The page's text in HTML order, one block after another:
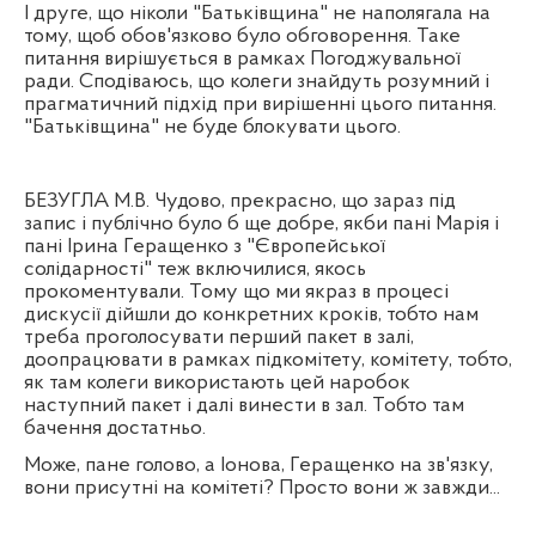
І друге, що ніколи "Батьківщина" не наполягала на
тому, щоб обов'язково було обговорення. Таке
питання вирішується в рамках Погоджувальної
ради. Сподіваюсь, що колеги знайдуть розумний і
прагматичний підхід при вирішенні цього питання.
"Батьківщина" не буде блокувати цього.
БЕЗУГЛА М.В. Чудово, прекрасно, що зараз під
запис і публічно було б ще добре, якби пані Марія і
пані Ірина Геращенко з "Європейської
солідарності" теж включилися, якось
прокоментували. Тому що ми якраз в процесі
дискусії дійшли до конкретних кроків, тобто нам
треба проголосувати перший пакет в залі,
доопрацювати в рамках підкомітету, комітету, тобто,
як там колеги використають цей наробок
наступний пакет і далі винести в зал. Тобто там
бачення достатньо.
Може, пане голово, а Іонова, Геращенко на зв'язку,
вони присутні на комітеті? Просто вони ж завжди...